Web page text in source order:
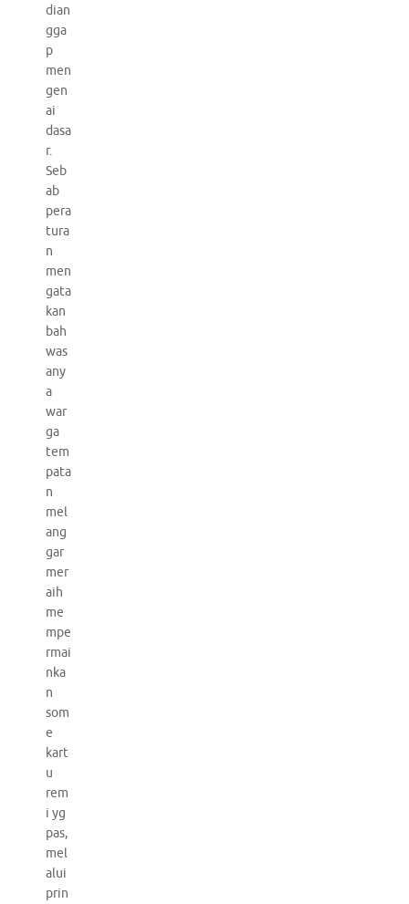
dian
gga
p
men
gen
ai
dasa
r.
Seb
ab
pera
tura
n
men
gata
kan
bah
was
any
a
war
ga
tem
pata
n
mel
ang
gar
mer
aih
me
mpe
rmai
nka
n
som
e
kart
u
rem
i yg
pas,
mel
alui
prin